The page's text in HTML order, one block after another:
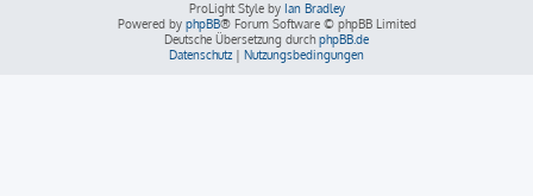
ProLight Style by Ian Bradley
Powered by phpBB® Forum Software © phpBB Limited
Deutsche Übersetzung durch phpBB.de
Datenschutz
Nutzungsbedingungen